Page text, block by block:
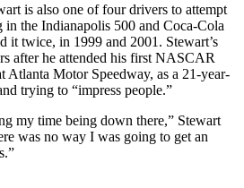
is also one of four drivers to attempt
the Indianapolis 500 and Coca-Cola
it twice, in 1999 and 2001. Stewart’s
after he attended his first NASCAR
Atlanta Motor Speedway, as a 21-year-
trying to “impress people.”
my time being down there,” Stewart
was no way I was going to get an